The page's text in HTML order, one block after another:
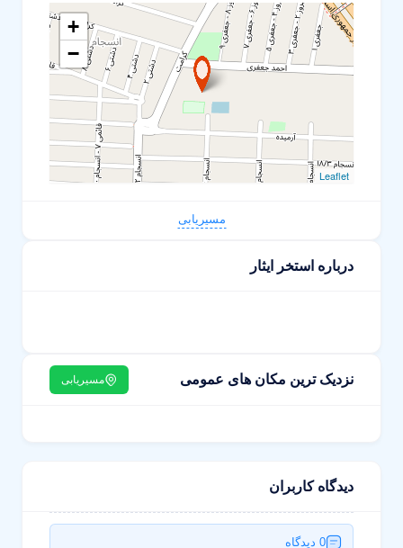
+
−
Leaflet
مسیریابی
درباره استخر ایثار
نزدیک ترین مکان های عمومی مسیریابی
دیدگاه کاربران
0 دیدگاه